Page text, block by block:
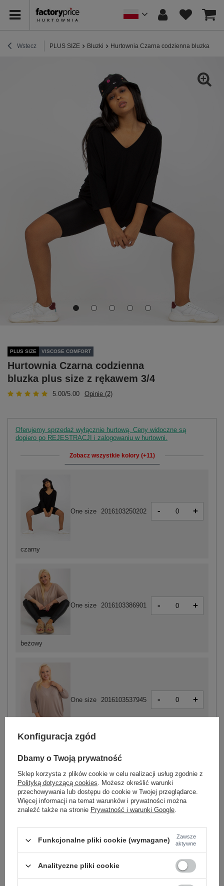
Wstecz PLUS SIZE Bluzki Hurtownia Czarna codzienna bluzka
PLUS SIZE VISCOSE COMFORT
Hurtownia Czarna codzienna
bluzka plus size z rękawem 3/4
5.00/5.00 Opinie (2)
Oferujemy sprzedaż wyłącznie hurtową. Ceny widoczne są
dopiero po REJESTRACJI i zalogowaniu w hurtowni.
Zobacz wszystkie kolory (+11)
beżowy
One size 2016103386901 - +
ciemny beżowy
One size 2016103537945 - +
One size 2016103250233 - +
czarny
One size 2016103250202 - +
Konfiguracja zgód
Dbamy o Twoją prywatność
Sklep korzysta z plików cookie w celu realizacji usług zgodnie z
Polityką dotyczącą cookies. Możesz określić warunki
przechowywania lub dostępu do cookie w Twojej przeglądarce.
Więcej informacji na temat warunków i prywatności można
znaleźć także na stronie Prywatność i warunki Google.
Funkcjonalne pliki cookie (wymagane)
Zawsze
aktywne
Analityczne pliki cookie